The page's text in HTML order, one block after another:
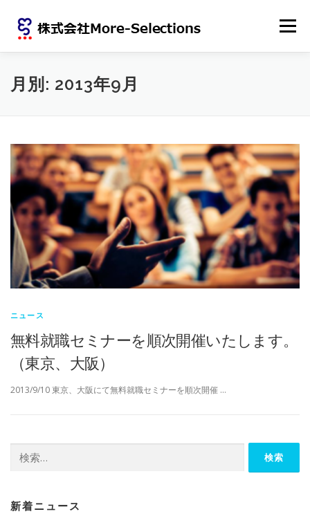
メニュー
ホーム 会社概要
サイトポリシー
月別: 2013年9月
ニュース
無料就職セミナーを順次開催いたします。
（東京、大阪）
2013/9/10 東京、大阪にて無料就職セミナーを順次開催 …
新着ニュース